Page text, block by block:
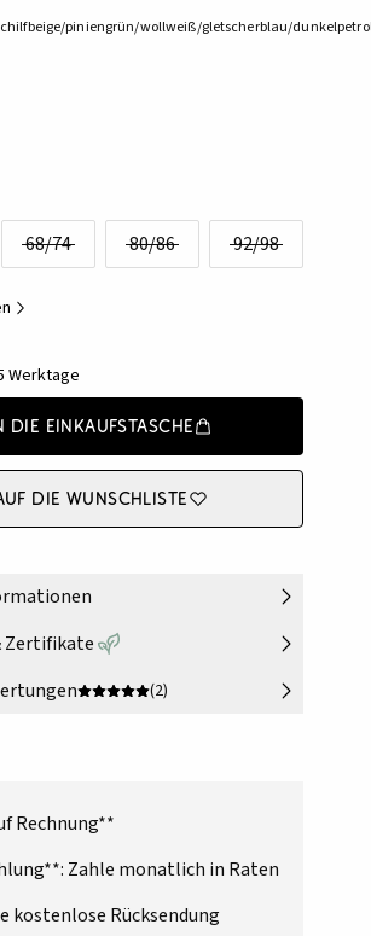
piniengrün/wollweiß/gletscherblau/
68/74 80/86 92/98
Werktage
die Einkaufstasche
die Wunschliste
Zertifikate
(2)
Rechnung**
Zahle monatlich in Raten
kostenlose Rücksendung